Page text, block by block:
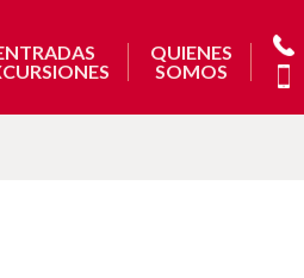
QUIENES
SOMOS